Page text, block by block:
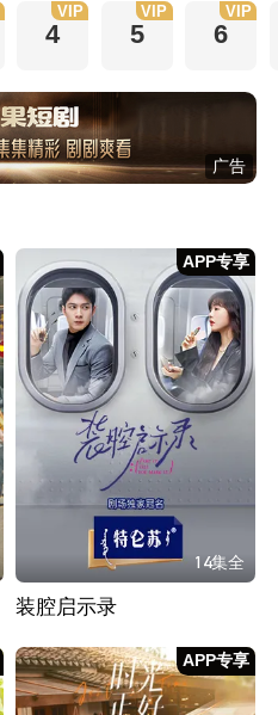
4
VIP
5
VIP
6
VIP
广告
APP专享
14集全
装腔启示录
APP专享